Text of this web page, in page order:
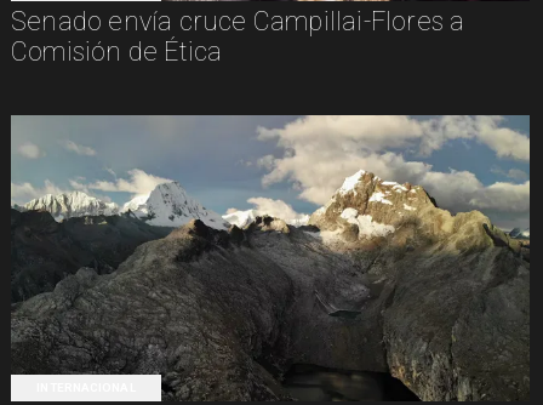
Senado envía cruce Campillai-Flores a
Comisión de Ética